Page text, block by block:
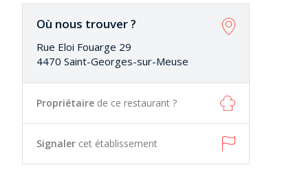
Où nous trouver ?
Rue Eloi Fouarge 29
4470 Saint-Georges-sur-Meuse
Propriétaire de ce restaurant ?
Signaler cet établissement